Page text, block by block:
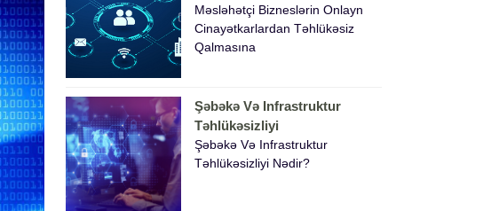
Məsləhətçi Bizneslərin Onlayn
Cinayətkarlardan Təhlükəsiz
Qalmasına
Şəbəkə Və Infrastruktur
Təhlükəsizliyi
Şəbəkə Və Infrastruktur
Təhlükəsizliyi Nədir?